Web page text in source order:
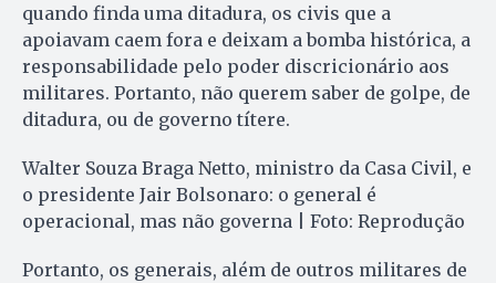
quando finda uma ditadura, os civis que a
apoiavam caem fora e deixam a bomba histórica, a
responsabilidade pelo poder discricionário aos
militares. Portanto, não querem saber de golpe, de
ditadura, ou de governo títere.
Walter Souza Braga Netto, ministro da Casa Civil, e
o presidente Jair Bolsonaro: o general é
operacional, mas não governa | Foto: Reprodução
Portanto, os generais, além de outros militares de